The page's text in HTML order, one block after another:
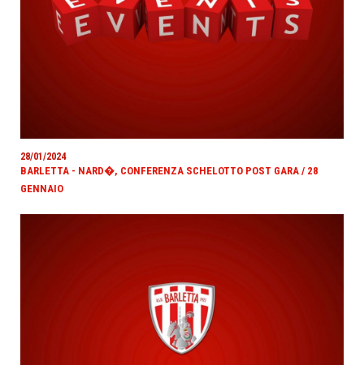
28/01/2024
BARLETTA - NARD�, CONFERENZA SCHELOTTO POST GARA / 28
GENNAIO